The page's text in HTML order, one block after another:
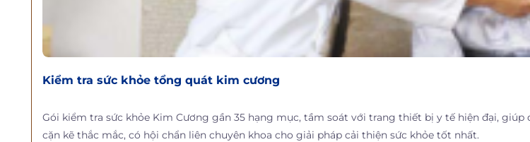
Kiểm tra sức khỏe tổng quát kim cương
Gói kiểm tra sức khỏe Kim Cương gần 35 hạng mục, tầm soát với trang thiết bị y tế hiện đại,
cặn kẽ thắc mắc, có hội chẩn liên chuyên khoa cho giải pháp cải thiện sức khỏe tốt nhất.